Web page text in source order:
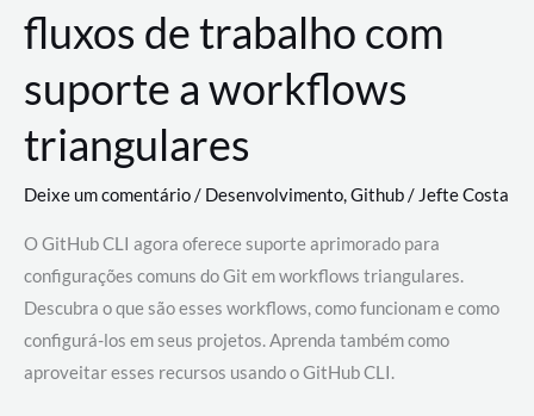
fluxos de trabalho com
suporte a workflows
triangulares
Deixe um comentário/ Desenvolvimento,Github/ Jefte Costa
O GitHub CLI agora oferece suporte aprimorado para
configurações comuns do Git em workflows triangulares.
Descubra o que são esses workflows, como funcionam e como
configurá-los em seus projetos. Aprenda também como
aproveitar esses recursos usando o GitHub CLI.